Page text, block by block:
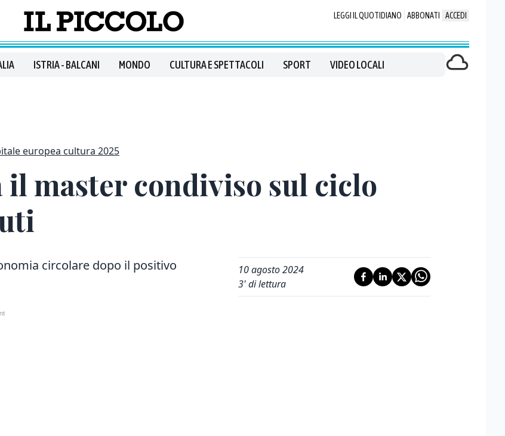
LEGGI IL QUOTIDIANO ABBONATI ACCEDI
ISTRIA - BALCANI MONDO CULTURA E SPETTACOLI SPORT VIDEO LOCALI
europea cultura 2025
il master condiviso sul ciclo
circolare dopo il positivo
10 agosto 2024
3' di lettura